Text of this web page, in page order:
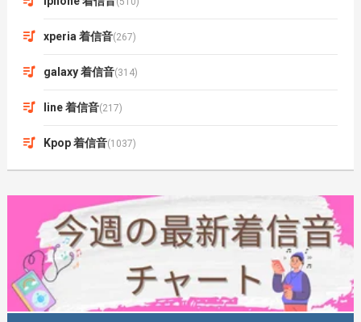
xperia 着信音(267)
galaxy 着信音(314)
line 着信音(217)
Kpop 着信音(1037)